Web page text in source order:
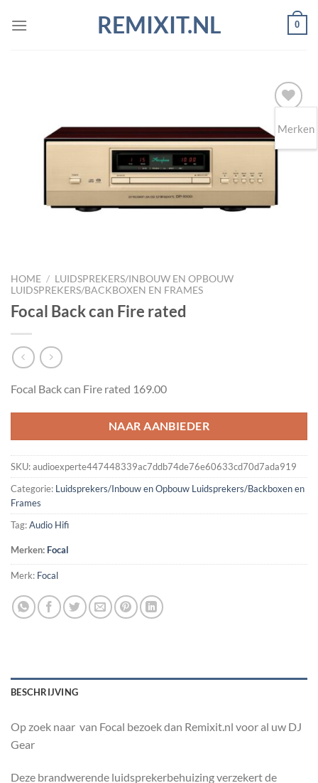
naar
REMIXIT.NL 0
Toevoegen
wenslijst
HOME / LUIDSPREKERS/INBOUW EN OPBOUW
LUIDSPREKERS/BACKBOXEN EN FRAMES
Focal Back can Fire rated
Focal Back can Fire rated 169.00
NAAR AANBIEDER
SKU:audioexperte447448339ac7ddb74de76e60633cd70d7ada919
Categorie: Luidsprekers/Inbouw en Opbouw Luidsprekers/Backboxen en
Frames
Tag:Audio Hifi
Merken: Focal
Merk: Focal
BESCHRIJVING
Op zoek naar van Focal bezoek dan Remixit.nl voor al uw DJ
Gear
Deze brandwerende luidsprekerbehuizing verzekert de
Merken